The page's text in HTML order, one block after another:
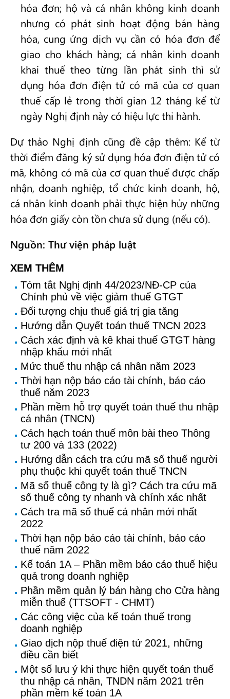
hóa đơn; hộ và cá nhân không kinh doanh
nhưng có phát sinh hoạt động bán hàng
hóa, cung ứng dịch vụ cần có hóa đơn để
giao cho khách hàng; cá nhân kinh doanh
khai thuế theo từng lần phát sinh thì sử
dụng hóa đơn điện tử có mã của cơ quan
thuế cấp lẻ trong thời gian 12 tháng kể từ
ngày Nghị định này có hiệu lực thi hành.
Dự thảo Nghị định cũng đề cập thêm: Kể từ
thời điểm đăng ký sử dụng hóa đơn điện tử có
mã, không có mã của cơ quan thuế được chấp
nhận, doanh nghiệp, tổ chức kinh doanh, hộ,
cá nhân kinh doanh phải thực hiện hủy những
hóa đơn giấy còn tồn chưa sử dụng (nếu có).
Nguồn: Thư viện pháp luật
XEM THÊM
Tóm tắt Nghị định 44/2023/NĐ-CP của
Chính phủ về việc giảm thuế GTGT
Đối tượng chịu thuế giá trị gia tăng
Hướng dẫn Quyết toán thuế TNCN 2023
Cách xác định và kê khai thuế GTGT hàng
nhập khẩu mới nhất
Mức thuế thu nhập cá nhân năm 2023
Thời hạn nộp báo cáo tài chính, báo cáo
thuế năm 2023
Phần mềm hỗ trợ quyết toán thuế thu nhập
cá nhân (TNCN)
Cách hạch toán thuế môn bài theo Thông
tư 200 và 133 (2022)
Hướng dẫn cách tra cứu mã số thuế người
phụ thuộc khi quyết toán thuế TNCN
Mã số thuế công ty là gì? Cách tra cứu mã
số thuế công ty nhanh và chính xác nhất
Cách tra mã số thuế cá nhân mới nhất
2022
Thời hạn nộp báo cáo tài chính, báo cáo
thuế năm 2022
Kế toán 1A – Phần mềm báo cáo thuế hiệu
quả trong doanh nghiệp
Phần mềm quản lý bán hàng cho Cửa hàng
miễn thuế (TTSOFT - CHMT)
Các công việc của kế toán thuế trong
doanh nghiệp
Giao dịch nộp thuế điện tử 2021, những
điều cần biết
Một số lưu ý khi thực hiện quyết toán thuế
thu nhập cá nhân, TNDN năm 2021 trên
phần mềm kế toán 1A